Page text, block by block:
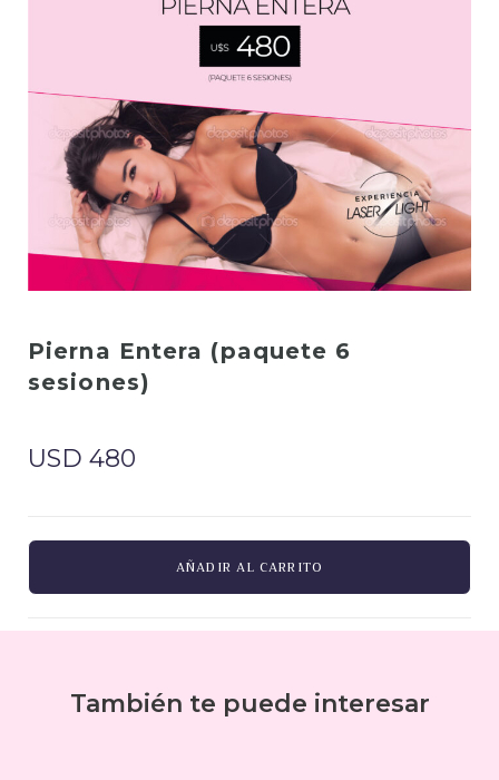
Pierna Entera (paquete 6
sesiones)
USD 480
AÑADIR AL CARRITO
También te puede interesar